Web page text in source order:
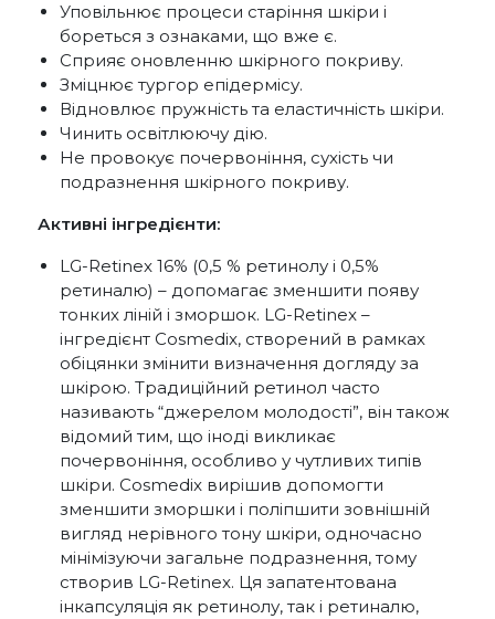
Уповільнює процеси старіння шкіри і
бореться з ознаками, що вже є.
Сприяє оновленню шкірного покриву.
Зміцнює тургор епідермісу.
Відновлює пружність та еластичність шкіри.
Чинить освітлюючу дію.
Не провокує почервоніння, сухість чи
подразнення шкірного покриву.
Активні інгредієнти:
LG-Retinex 16% (0,5 % ретинолу і 0,5%
ретиналю) – допомагає зменшити появу
тонких ліній і зморшок. LG-Retinex –
інгредієнт Cosmedix, створений в рамках
обіцянки змінити визначення догляду за
шкірою. Традиційний ретинол часто
називають “джерелом молодості”, він також
відомий тим, що іноді викликає
почервоніння, особливо у чутливих типів
шкіри. Cosmedix вирішив допомогти
зменшити зморшки і поліпшити зовнішній
вигляд нерівного тону шкіри, одночасно
мінімізуючи загальне подразнення, тому
створив LG-Retinex. Ця запатентована
інкапсуляція як ретинолу, так і ретиналю,